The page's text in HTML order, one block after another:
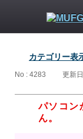
カテゴリー表
No : 4283 更新
パソコン
ん。